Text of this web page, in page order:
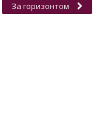
За горизонтом